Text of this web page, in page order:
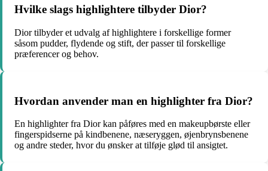
Hvilke slags highlightere tilbyder Dior?
Dior tilbyder et udvalg af highlightere i forskellige former
såsom pudder, flydende og stift, der passer til forskellige
præferencer og behov.
Hvordan anvender man en highlighter fra Dior?
En highlighter fra Dior kan påføres med en makeupbørste eller
fingerspidserne på kindbenene, næseryggen, øjenbrynsbenene
og andre steder, hvor du ønsker at tilføje glød til ansigtet.